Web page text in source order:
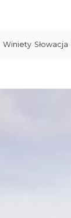
Winiety Słowacja